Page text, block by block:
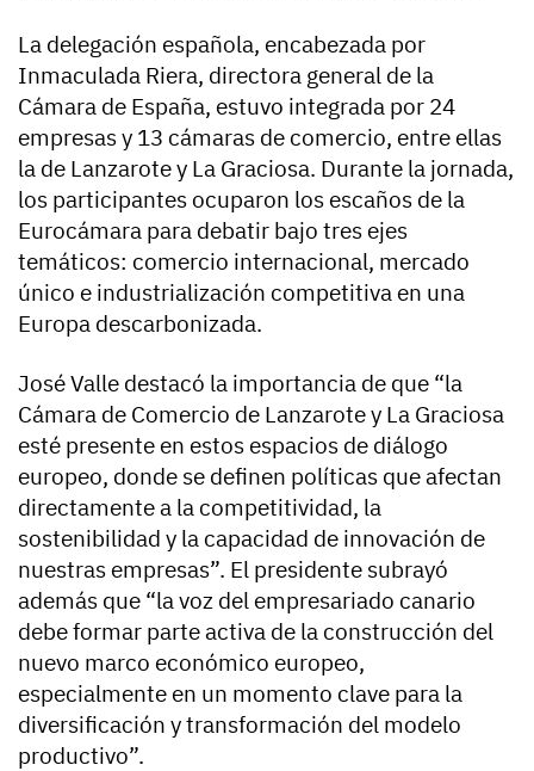
La delegación española, encabezada por
Inmaculada Riera, directora general de la
Cámara de España, estuvo integrada por 24
empresas y 13 cámaras de comercio, entre ellas
la de Lanzarote y La Graciosa. Durante la jornada,
los participantes ocuparon los escaños de la
Eurocámara para debatir bajo tres ejes
temáticos: comercio internacional, mercado
único e industrialización competitiva en una
Europa descarbonizada.
José Valle destacó la importancia de que “la
Cámara de Comercio de Lanzarote y La Graciosa
esté presente en estos espacios de diálogo
europeo, donde se definen políticas que afectan
directamente a la competitividad, la
sostenibilidad y la capacidad de innovación de
nuestras empresas”. El presidente subrayó
además que “la voz del empresariado canario
debe formar parte activa de la construcción del
nuevo marco económico europeo,
especialmente en un momento clave para la
diversificación y transformación del modelo
productivo”.